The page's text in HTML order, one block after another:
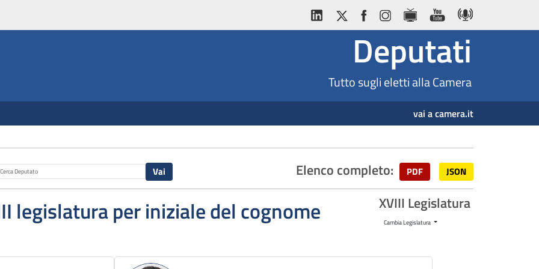
Deputati
Tutto sugli eletti alla Camera
vai a camera.it
Elenco completo: PDF JSON
legislatura per iniziale del cognome XVIII Legislatura
Cambia Legislatura